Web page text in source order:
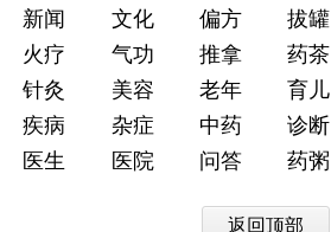
新闻
文化 偏方 拔罐
火疗
气功 推拿 药茶
针灸
美容 老年 育儿
疾病
杂症 中药 诊断
医生
医院 问答 药粥
返回顶部